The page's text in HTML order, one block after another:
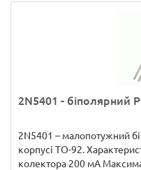
2N5401 - біполярний
2N5401 – малопотужний
корпусі TO-92.
колектора 200 мА